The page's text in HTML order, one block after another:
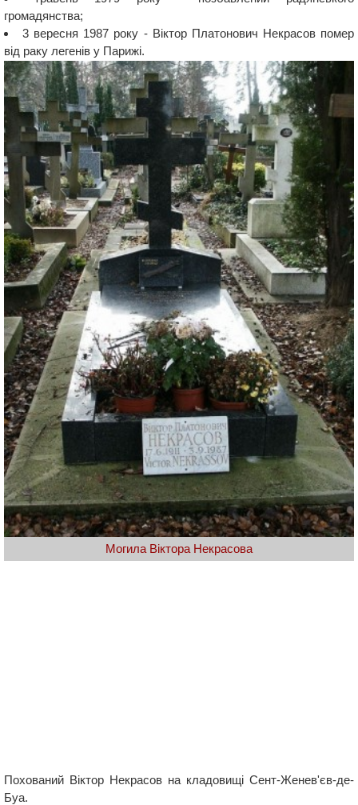
громадянства;
3 вересня 1987 року - Віктор Платонович Некрасов помер
від раку легенів у Парижі.
Могила Віктора Некрасова
Похований Віктор Некрасов на кладовищі Сент-Женев'єв-де-
Буа.